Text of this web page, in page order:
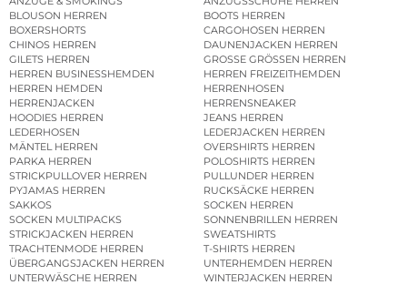
BLOUSON HERREN
BOOTS HERREN
BOXERSHORTS
CARGOHOSEN HERREN
CHINOS HERREN
DAUNENJACKEN HERREN
GILETS HERREN
GROSSE GRÖSSEN HERREN
HERREN BUSINESSHEMDEN
HERREN FREIZEITHEMDEN
HERREN HEMDEN
HERRENHOSEN
HERRENJACKEN
HERRENSNEAKER
HOODIES HERREN
JEANS HERREN
LEDERHOSEN
LEDERJACKEN HERREN
MÄNTEL HERREN
OVERSHIRTS HERREN
PARKA HERREN
POLOSHIRTS HERREN
STRICKPULLOVER HERREN
PULLUNDER HERREN
PYJAMAS HERREN
RUCKSÄCKE HERREN
SAKKOS
SOCKEN HERREN
SOCKEN MULTIPACKS
SONNENBRILLEN HERREN
STRICKJACKEN HERREN
SWEATSHIRTS
TRACHTENMODE HERREN
T-SHIRTS HERREN
ÜBERGANGSJACKEN HERREN
UNTERHEMDEN HERREN
UNTERWÄSCHE HERREN
WINTERJACKEN HERREN